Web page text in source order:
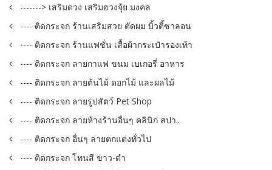
-------> เสริมดวง เสริมฮวงจุ้ย มงคล
---- ติดกระจก ร้านเสริมสวย ตัดผม บิ้วตี้ซาลอน
---- ติดกระจก ร้านแฟชั่น เสื้อผ้ากระเป๋ารองเท้า
---- ติดกระจก ลายกาแฟ ขนม เบเกอรี่ อาหาร
---- ติดกระจก ลายต้นไม้ ดอกไม้ และผลไม้
---- ติดกระจก ลายรูปสัตว์ Pet Shop
---- ติดกระจก ลายห้างร้านอื่นๆ คลินิก สปา..
---- ติดกระจก อื่นๆ ลายตกแต่งทั่วไป
---- ติดกระจก โทนสี ขาว-ดำ